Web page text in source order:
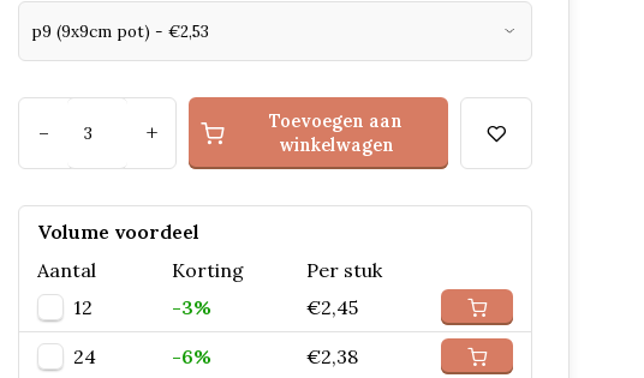
- +
Toevoegen aan
winkelwagen
Volume voordeel
Aantal
Korting
Per stuk
12
-3% €2,45
24 -6% €2,38